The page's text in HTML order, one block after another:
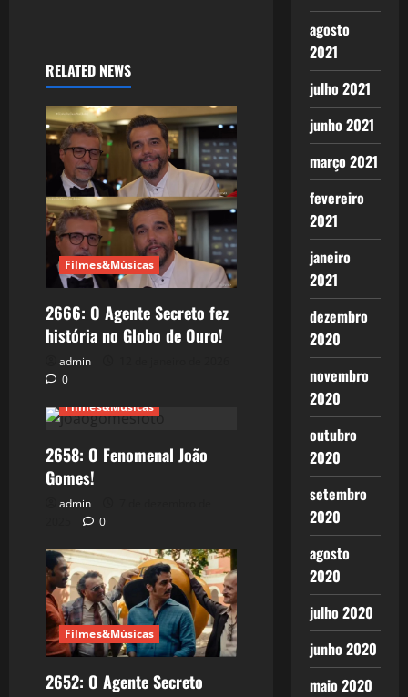
RELATED NEWS
Filmes&Músicas
2666: O Agente Secreto fez
história no Globo de Ouro!
admin
0
Filmes&Músicas
2658: O Fenomenal João
Gomes!
admin
0
Filmes&Músicas
2652: O Agente Secreto
agosto
2021
julho 2021
junho 2021
março 2021
fevereiro
2021
janeiro
2021
dezembro
2020
novembro
2020
outubro
2020
setembro
2020
agosto
2020
julho 2020
junho 2020
maio 2020